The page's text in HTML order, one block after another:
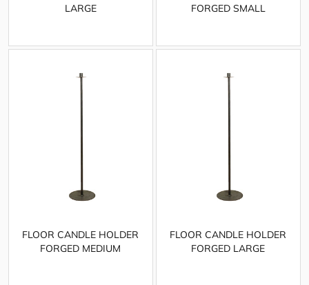
LARGE
FORGED SMALL
FLOOR CANDLE HOLDER
FORGED MEDIUM
FLOOR CANDLE HOLDER
FORGED LARGE